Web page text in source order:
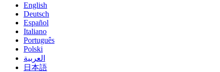
English
Deutsch
Español
Italiano
Português
Polski
العربية
日本語